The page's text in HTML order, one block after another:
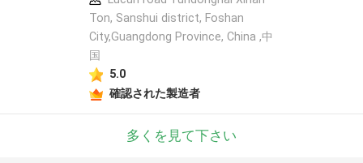
Ton, Sanshui district, Foshan
City,Guangdong Province, China ,中
国
5.0
確認された製造者
多くを見て下さい